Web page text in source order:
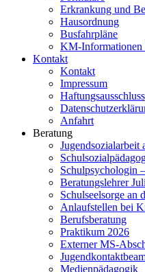
Erkrankung und
Hausordnung
Busfahrpläne
KM-Informationen
Kontakt
Kontakt
Impressum
Haftungsausschluss
Anfahrt
Beratung
Jugendsozialarbeit
Schulpsychologin
Beratungslehrer
Schulseelsorge an
Anlaufstellen bei
Berufsberatung
Praktikum 2026
Externer MS-
Medienpädagogik